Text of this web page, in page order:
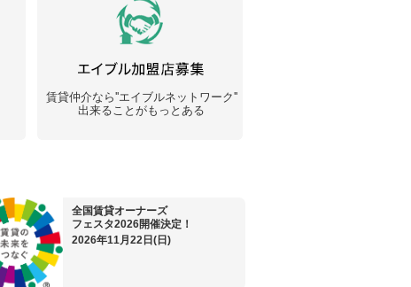
賃貸仲介なら''エイブルネットワーク''
出来ることがもっとある
全国賃貸オーナーズ
フェスタ2026開催決定！
2026年11月22日(日)